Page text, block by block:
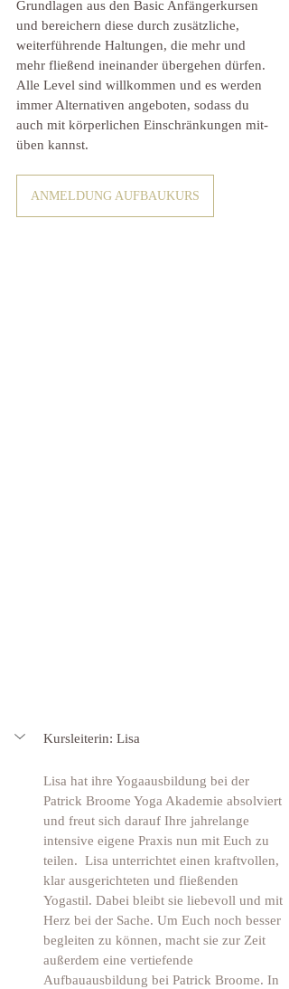
Grundlagen aus den Basic Anfängerkursen
und bereichern diese durch zusätzliche,
weiterführende Haltungen, die mehr und
mehr fließend ineinander übergehen dürfen.
Alle Level sind willkommen und es werden
immer Alternativen angeboten, sodass du
auch mit körperlichen Einschränkungen mit-
üben kannst.
ANMELDUNG AUFBAUKURS
Kursleiterin: Lisa
Lisa hat ihre Yogaausbildung bei der
Patrick Broome Yoga Akademie absolviert
und freut sich darauf Ihre jahrelange
intensive eigene Praxis nun mit Euch zu
teilen.  Lisa unterrichtet einen kraftvollen,
klar ausgerichteten und fließenden
Yogastil. Dabei bleibt sie liebevoll und mit
Herz bei der Sache. Um Euch noch besser
begleiten zu können, macht sie zur Zeit
außerdem eine vertiefende
Aufbauausbildung bei Patrick Broome. In